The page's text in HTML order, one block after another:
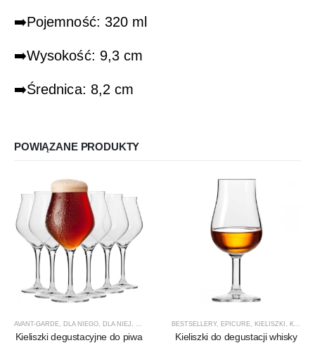
➡️Pojemność: 320 ml
➡️Wysokość: 9,3 cm
➡️Średnica: 8,2 cm
POWIĄZANE PRODUKTY
AVANT-GARDE, DLA NIEGO, DLA NIEJ , KIELISZKI KIELISZKI DO PIWA,KROSNO GLASS ,
Kieliszki degustacyjne do piwa
BESTSELLERY, EPICURE, KIELISZKI , KIELISZKI DO WHISKY
Kieliszki do degustacji whisky